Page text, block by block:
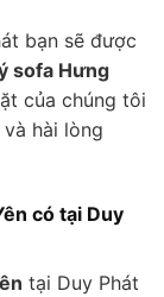
bạn sẽ được
sofa Hưng
của chúng tôi
hài lòng
có tại Duy
tại Duy Phát